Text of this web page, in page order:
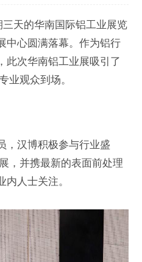
天的华南国际铝工业展览
中心圆满落幕。作为铝行
此次华南铝工业展吸引了
业观众到场。
，汉博积极参与行业盛
，并携最新的表面前处理
内人士关注。